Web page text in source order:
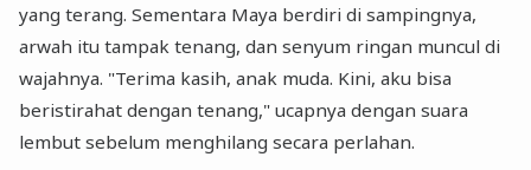
yang terang. Sementara Maya berdiri di sampingnya,
arwah itu tampak tenang, dan senyum ringan muncul di
wajahnya. "Terima kasih, anak muda. Kini, aku bisa
beristirahat dengan tenang," ucapnya dengan suara
lembut sebelum menghilang secara perlahan.